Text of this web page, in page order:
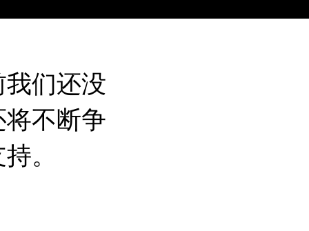
们还没
不断争
。